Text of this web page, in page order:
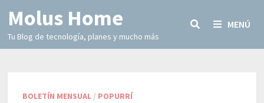
Molus Home
Tu Blog de tecnología, planes y mucho más
MENÚ
BOLETÍN MENSUAL/ POPURRÍ